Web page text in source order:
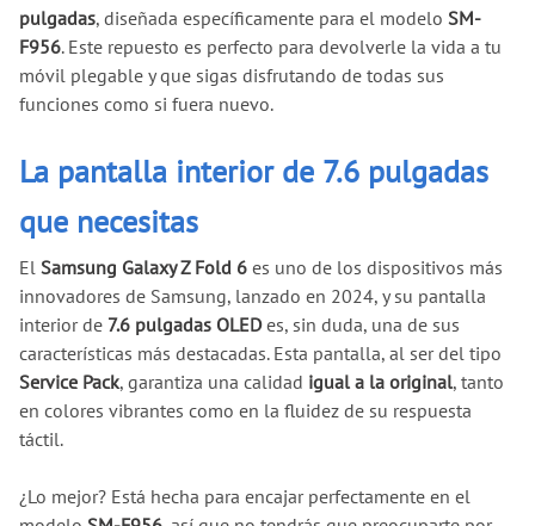
pulgadas, diseñada específicamente para el modelo SM-
F956. Este repuesto es perfecto para devolverle la vida a tu
móvil plegable y que sigas disfrutando de todas sus
funciones como si fuera nuevo.
La pantalla interior de 7.6 pulgadas
que necesitas
El Samsung Galaxy Z Fold 6 es uno de los dispositivos más
innovadores de Samsung, lanzado en 2024, y su pantalla
interior de 7.6 pulgadas OLEDes, sin duda, una de sus
características más destacadas. Esta pantalla, al ser del tipo
Service Pack, garantiza una calidad igual a la original, tanto
en colores vibrantes como en la fluidez de su respuesta
táctil.
¿Lo mejor? Está hecha para encajar perfectamente en el